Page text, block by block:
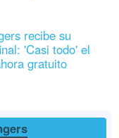
recibe su
'Casi todo' el
gratuito